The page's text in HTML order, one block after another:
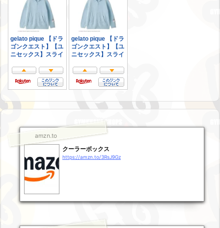
amzn.to
クーラーボックス
https://amzn.to/3RsJ9Gz